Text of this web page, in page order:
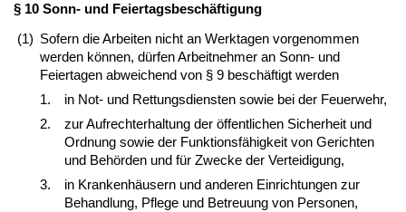
§ 10 Sonn- und Feiertagsbeschäftigung
(1) Sofern die Arbeiten nicht an Werktagen vorgenommen
werden können, dürfen Arbeitnehmer an Sonn- und
Feiertagen abweichend von § 9 beschäftigt werden
1.
in Not- und Rettungsdiensten sowie bei der Feuerwehr,
2.
zur Aufrechterhaltung der öffentlichen Sicherheit und
Ordnung sowie der Funktionsfähigkeit von Gerichten
und Behörden und für Zwecke der Verteidigung,
3.
in Krankenhäusern und anderen Einrichtungen zur
Behandlung, Pflege und Betreuung von Personen,